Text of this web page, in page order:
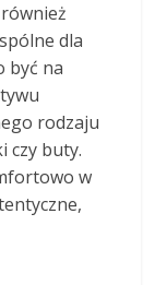
dla
być na
rodzaju
czy buty.
w